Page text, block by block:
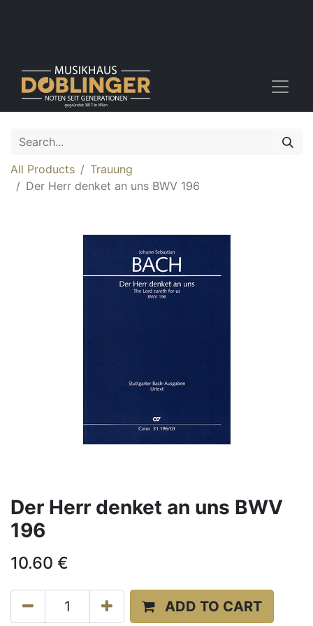
All Products
Trauung
Der Herr denket an uns BWV 196
Der Herr denket an uns BWV
196
10.60 €
ADD TO CART